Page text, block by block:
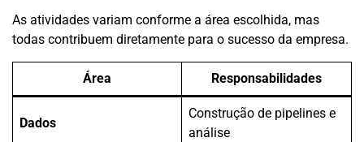
As atividades variam conforme a área escolhida, mas
todas contribuem diretamente para o sucesso da empresa.
Área Responsabilidades
Dados
Construção de pipelines e
análise